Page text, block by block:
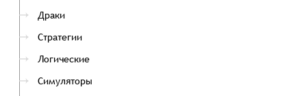
Драки
Стратегии
Логические
Симуляторы